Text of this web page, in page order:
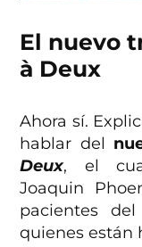
El nuevo
à Deux
Ahora sí.
hablar del
Deux, el
Joaquin
pacientes
quienes están